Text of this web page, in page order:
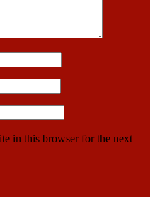
in this browser for the next